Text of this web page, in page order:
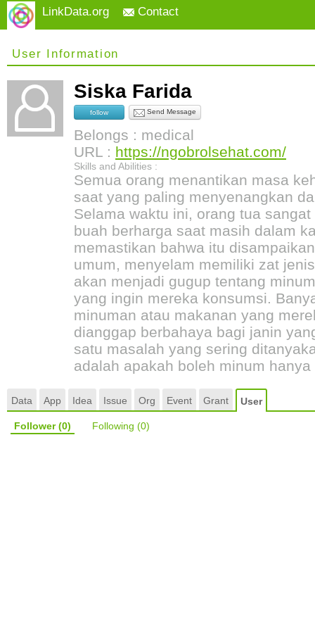
LinkData.org Contact
User Information
Siska Farida
follow Send Message
Belongs : medical
URL : https://ngobrolsehat.com/
Skills and Abilities :
Semua orang menantikan masa
saat yang paling menyenangkan
Selama waktu ini, orang tua
buah berharga saat masih dalam
memastikan bahwa itu
umum, menyelam memiliki zat
akan menjadi gugup tentang
yang ingin mereka konsumsi.
minuman atau makanan yang
dianggap berbahaya bagi janin
satu masalah yang sering
adalah apakah boleh minum
Data App Idea Issue Org Event Grant User
Follower(0) Following (0)